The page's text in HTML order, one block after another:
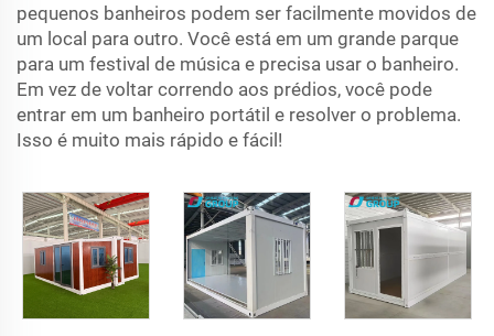
pequenos banheiros podem ser facilmente movidos de
um local para outro. Você está em um grande parque
para um festival de música e precisa usar o banheiro.
Em vez de voltar correndo aos prédios, você pode
entrar em um banheiro portátil e resolver o problema.
Isso é muito mais rápido e fácil!